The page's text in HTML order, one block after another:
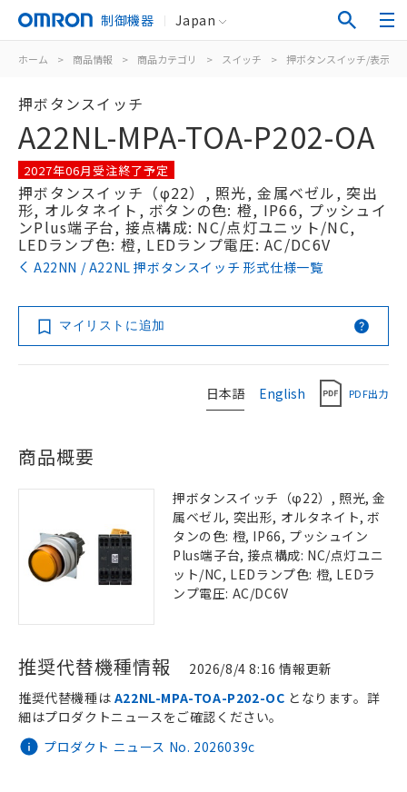
制御機器 Japan
ホーム > 商品情報 > 商品カテゴリ > スイッチ > 押ボタンスイッチ/表示灯
押ボタンスイッチ
A22NL-MPA-TOA-P202-OA
2027年06月受注終了予定
押ボタンスイッチ（φ22）, 照光, 金属ベゼル, 突出
形, オルタネイト, ボタンの色: 橙, IP66, プッシュイ
ンPlus端子台, 接点構成: NC/点灯ユニット/NC,
LEDランプ色: 橙, LEDランプ電圧: AC/DC6V
A22NN / A22NL 押ボタンスイッチ 形式仕様一覧
マイリストに追加
日本語 English PDF出力
商品概要
押ボタンスイッチ（φ22）, 照光, 金
属ベゼル, 突出形, オルタネイト, ボ
タンの色: 橙, IP66, プッシュイン
Plus端子台, 接点構成: NC/点灯ユニ
ット/NC, LEDランプ色: 橙, LEDラ
ンプ電圧: AC/DC6V
推奨代替機種情報 2026/8/4 8:16 情報更新
プロダクト ニュース No. 2026039c
推奨代替機種は A22NL-MPA-TOA-P202-OC となります。詳
細はプロダクトニュースをご確認ください。